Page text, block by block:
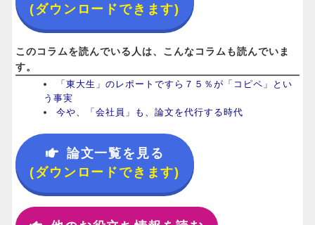
(ダウンロードできます)
このコラムを読んでいる人は、こんなコラムも読んでいま
す。
「東大生」のレポートですら７５％が「コピペ」とい
う事実
今や、「会社員」も、論文を代行する時代
論文一覧を見る
(ダウンロードできます)